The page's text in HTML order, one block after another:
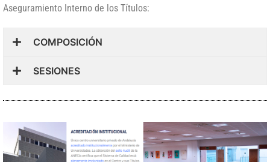
Aseguramiento Interno de los Títulos:
COMPOSICIÓN
SESIONES